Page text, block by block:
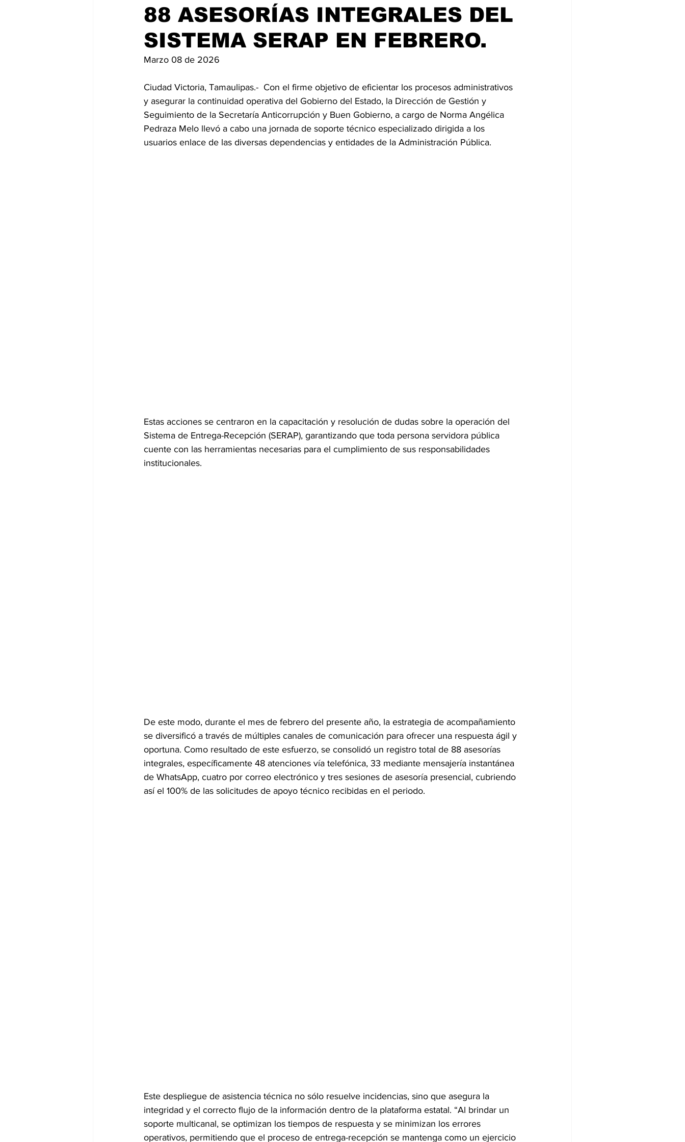
88 ASESORÍAS INTEGRALES DEL
SISTEMA SERAP EN FEBRERO.
Marzo 08 de 2026
Ciudad Victoria, Tamaulipas.-  Con el firme objetivo de eficientar los procesos administrativos
y asegurar la continuidad operativa del Gobierno del Estado, la Dirección de Gestión y
Seguimiento de la Secretaría Anticorrupción y Buen Gobierno, a cargo de Norma Angélica
Pedraza Melo llevó a cabo una jornada de soporte técnico especializado dirigida a los
usuarios enlace de las diversas dependencias y entidades de la Administración Pública.
Estas acciones se centraron en la capacitación y resolución de dudas sobre la operación del
Sistema de Entrega-Recepción (SERAP), garantizando que toda persona servidora pública
cuente con las herramientas necesarias para el cumplimiento de sus responsabilidades
institucionales.
De este modo, durante el mes de febrero del presente año, la estrategia de acompañamiento
se diversificó a través de múltiples canales de comunicación para ofrecer una respuesta ágil y
oportuna. Como resultado de este esfuerzo, se consolidó un registro total de 88 asesorías
integrales, específicamente 48 atenciones vía telefónica, 33 mediante mensajería instantánea
de WhatsApp, cuatro por correo electrónico y tres sesiones de asesoría presencial, cubriendo
así el 100% de las solicitudes de apoyo técnico recibidas en el periodo.
Este despliegue de asistencia técnica no sólo resuelve incidencias, sino que asegura la
integridad y el correcto flujo de la información dentro de la plataforma estatal. “Al brindar un
soporte multicanal, se optimizan los tiempos de respuesta y se minimizan los errores
operativos, permitiendo que el proceso de entrega-recepción se mantenga como un ejercicio